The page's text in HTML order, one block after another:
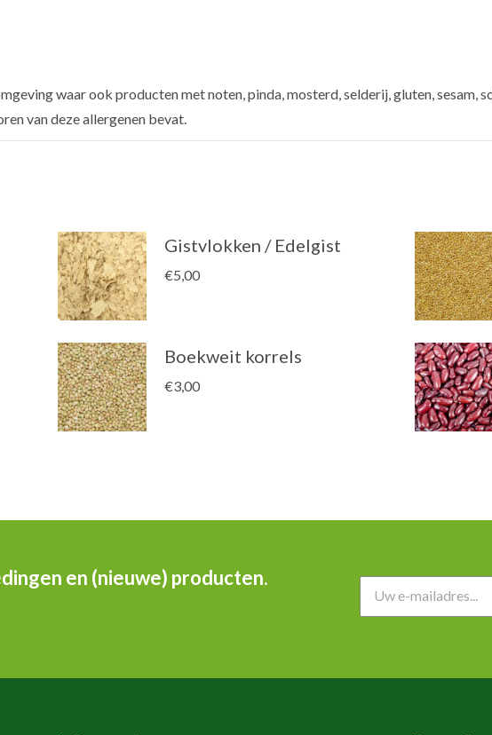
waar ook producten met noten, pinda, mosterd, selderij, gluten, sesam,
van deze allergenen bevat.
Gistvlokken / Edelgist
€5,00
Boekweit korrels
€3,00
en (nieuwe) producten.